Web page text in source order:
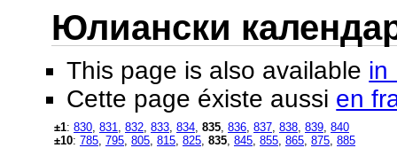
Юлиански
This page is also available in
Cette page éxiste aussi en
±1: 830 831 832 833 834 835 836 837 838 839 840
±10: 785 795 805 815 825 835 845 855 865 875 885